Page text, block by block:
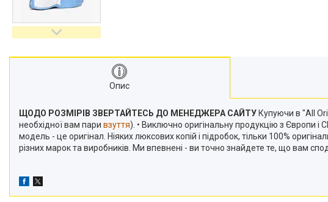
Опис
ЩОДО РОЗМІРІВ ЗВЕРТАЙТЕСЬ ДО МЕНЕДЖЕРА САЙТУ Купуючи в "All
необхідної вам пари взуття). • Виключно оригінальну продукцію з Європи
модель - це оригінал. Ніяких люксових копій і підробок, тільки 100%
різних марок та виробників. Ми впевнені - ви точно знайдете те, що вам